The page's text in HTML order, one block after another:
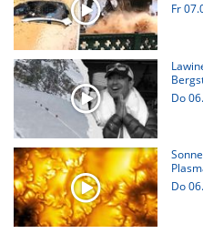
Fr
Do
Do